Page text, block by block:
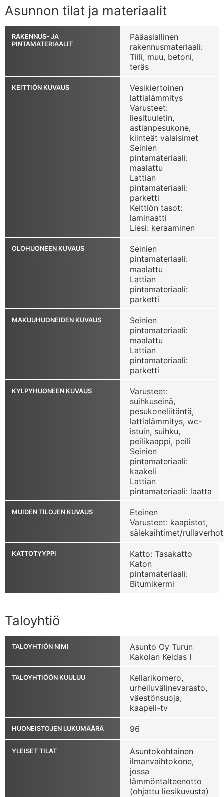
Asunnon tilat ja materiaalit
RAKENNUS- JA
PINTAMATERIAALIT
Pääasiallinen
rakennusmateriaali:
Tiili, muu, betoni,
teräs
KEITTIÖN KUVAUS
Vesikiertoinen
lattialämmitys
Varusteet:
liesituuletin,
astianpesukone,
kiinteät valaisimet
Seinien
pintamateriaali:
maalattu
Lattian
pintamateriaali:
parketti
Keittiön tasot:
laminaatti
Liesi: keraaminen
OLOHUONEEN KUVAUS
Seinien
pintamateriaali:
maalattu
Lattian
pintamateriaali:
parketti
MAKUUHUONEIDEN KUVAUS
Seinien
pintamateriaali:
maalattu
Lattian
pintamateriaali:
parketti
KYLPYHUONEEN KUVAUS
Varusteet:
suihkuseinä,
pesukoneliitäntä,
lattialämmitys, wc-
istuin, suihku,
peilikaappi, peili
Seinien
pintamateriaali:
kaakeli
Lattian
pintamateriaali: laatta
MUIDEN TILOJEN KUVAUS
Eteinen
Varusteet: kaapistot,
sälekaihtimet/rullaverhot
KATTOTYYPPI
Katto: Tasakatto
Katon
pintamateriaali:
Bitumikermi
Taloyhtiö
TALOYHTIÖN NIMI
Asunto Oy Turun
Kakolan Keidas I
TALOYHTIÖÖN KUULUU
Kellarikomero,
urheiluvälinevarasto,
väestönsuoja,
kaapeli-tv
HUONEISTOJEN LUKUMÄÄRÄ 96
YLEISET TILAT
Asuntokohtainen
ilmanvaihtokone,
jossa
lämmöntalteenotto
(ohjattu liesikuvusta)